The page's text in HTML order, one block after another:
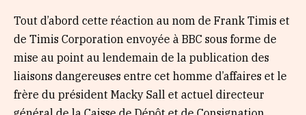
Tout d’abord cette réaction au nom de Frank Timis et
de Timis Corporation envoyée à BBC sous forme de
mise au point au lendemain de la publication des
liaisons dangereuses entre cet homme d’affaires et le
frère du président Macky Sall et actuel directeur